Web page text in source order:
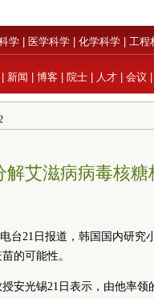
学 医学科学 化学科学 工程
新闻 博客 院士 人才 会议
解艾滋病病毒核糖
台21日报道，韩国国内研究
的可能性。
安光锡21日表示，由他率